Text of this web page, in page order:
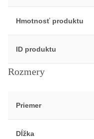
Hmotnosť produktu
ID produktu
Rozmery
Priemer
Dĺžka